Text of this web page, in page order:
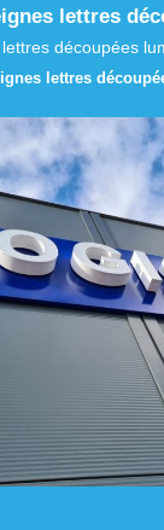
lettres
découpées
lettres